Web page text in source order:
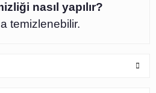
nasıl yapılır?
temizlenebilir.